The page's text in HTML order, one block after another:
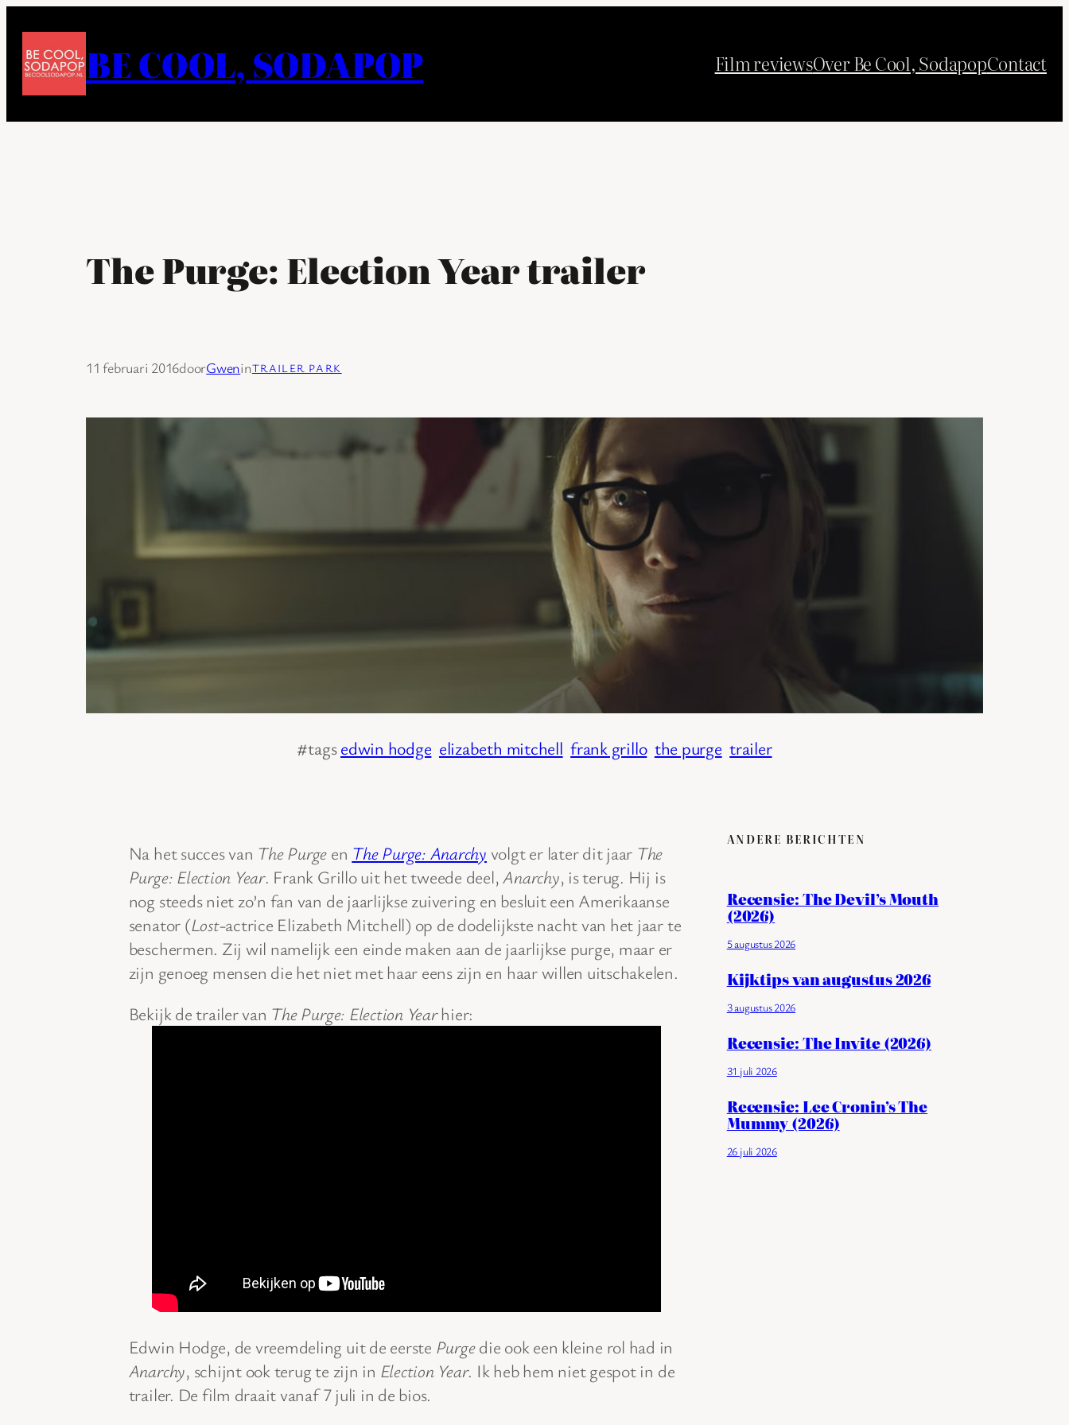
de
BE COOL, SODAPOP Film reviewsOver Be Cool, SodapopContact
The Purge: Election Year trailer
11 februari 2016doorGweninTRAILER PARK
#tagsedwin hodge elizabeth mitchell frank grillo the purge trailer
Na het succes van The Purge en The Purge: Anarchy volgt er later dit jaar The
Purge: Election Year. Frank Grillo uit het tweede deel,Anarchy, is terug. Hij is
nog steeds niet zo’n fan van de jaarlijkse zuivering en besluit een Amerikaanse
senator (Lost-actrice Elizabeth Mitchell) op de dodelijkste nacht van het jaar te
beschermen. Zij wil namelijk een einde maken aan de jaarlijkse purge, maar er
zijn genoeg mensen die het niet met haar eens zijn en haar willen uitschakelen.
Bekijk de trailer van The Purge: Election Yearhier:
Edwin Hodge, de vreemdeling uit de eerste Purgedie ook een kleine rol had in
Anarchy, schijnt ook terug te zijn in Election Year. Ik heb hem niet gespot in de
trailer. De film draait vanaf 7 juli in de bios.
ANDERE BERICHTEN
Recensie: The Devil’s Mouth
(2026)
5 augustus 2026
Kijktips van augustus 2026
3 augustus 2026
Recensie: The Invite (2026)
31 juli 2026
Recensie: Lee Cronin’s The
Mummy (2026)
26 juli 2026